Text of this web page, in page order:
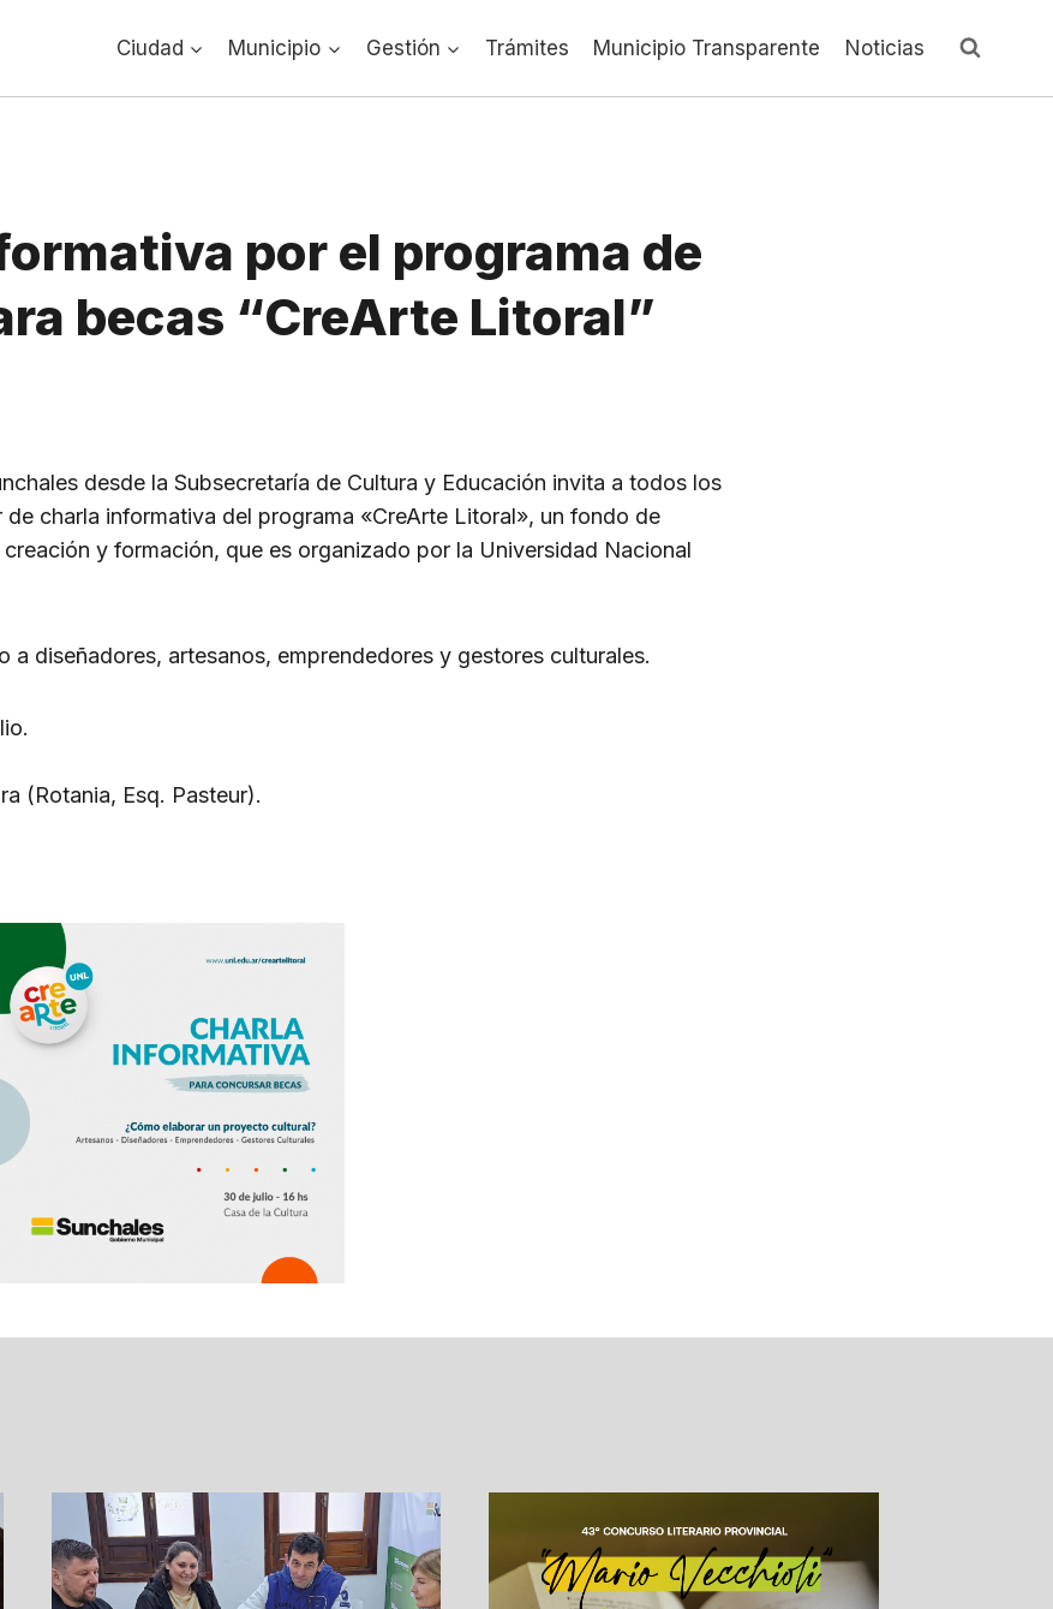
Ciudad Municipio Gestión Trámites Municipio Transparente Noticias
por el programa de
becas “CreArte Litoral”
desde la Subsecretaría de Cultura y Educación invita a todos los
charla informativa del programa «CreArte Litoral», un fondo de
y formación, que es organizado por la Universidad Nacional
a diseñadores, artesanos, emprendedores y gestores culturales.
(Rotania, Esq. Pasteur).